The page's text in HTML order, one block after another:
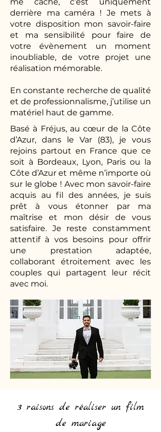
derrière ma caméra ! Je mets à
votre disposition mon savoir-faire
et ma sensibilité pour faire de
votre évènement un moment
inoubliable, de votre projet une
réalisation mémorable.
En constante recherche de qualité
et de professionnalisme, j’utilise un
matériel haut de gamme.
Basé à Fréjus, au cœur de la Côte
d’Azur, dans le Var (83), je vous
rejoins partout en France que ce
soit à Bordeaux, Lyon, Paris ou la
Côte d’Azur et même n’importe où
sur le globe ! Avec mon savoir-faire
acquis au fil des années, je suis
prêt à vous étonner par ma
maîtrise et mon désir de vous
satisfaire. Je reste constamment
attentif à vos besoins pour offrir
une prestation adaptée,
collaborant étroitement avec les
couples qui partagent leur récit
avec moi.
3 raisons de réaliser un film
de mariage